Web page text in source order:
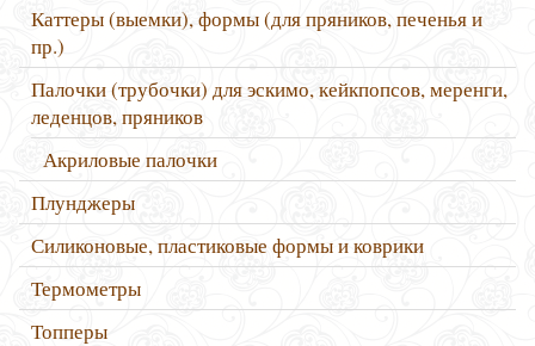
Каттеры (выемки), формы (для пряников, печенья и
пр.)
Палочки (трубочки) для эскимо, кейкпопсов, меренги,
леденцов, пряников
Акриловые палочки
Плунджеры
Силиконовые, пластиковые формы и коврики
Термометры
Топперы